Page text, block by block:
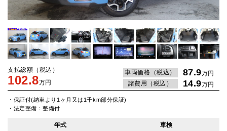
支払総額（税込）
102.8万円
車両価格（税込） 87.9万円
諸費用（税込）
14.9万円
・保証付(納車より1ヶ月又は1千km部分保証)
・法定整備：整備付
年式 車検